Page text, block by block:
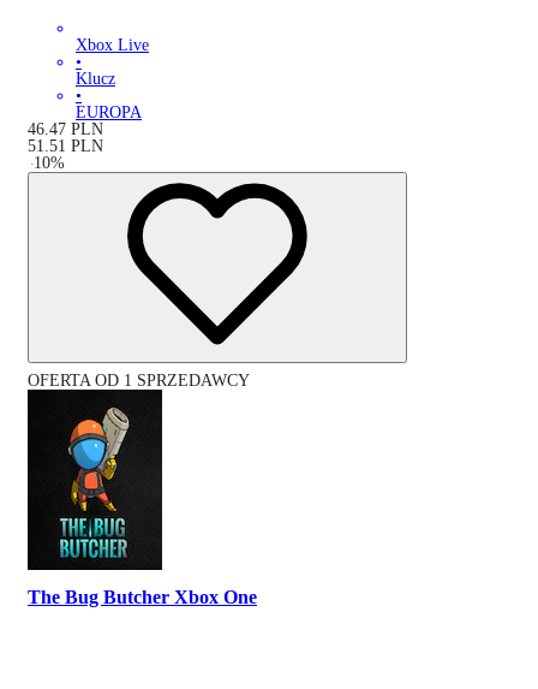
Xbox Live
•
Klucz
•
EUROPA
46.47 PLN
51.51 PLN
-10%
OFERTA OD 1 SPRZEDAWCY
The Bug Butcher Xbox One